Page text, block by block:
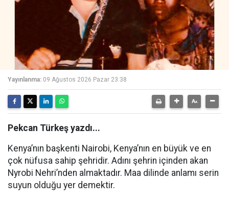
Yayınlanma: 09 Ağustos 2026 Pazar 23:38
Pekcan Türkeş yazdı...
Kenya’nın başkenti Nairobi, Kenya’nın en büyük ve en
çok nüfusa sahip şehridir. Adını şehrin içinden akan
Nyrobi Nehri’nden almaktadır. Maa dilinde anlamı serin
suyun olduğu yer demektir.